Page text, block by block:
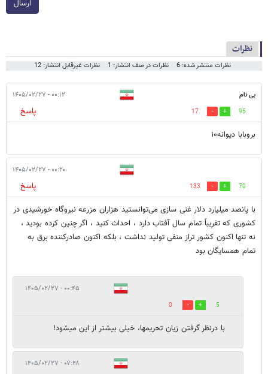
ارسال
نظرات
نظرات منتشر شده: 6 نظرات در صف انتشار: 1 نظرات غیرقابل انتشار: 12
بی نام ۰۰:۱۲ - ۱۴۰۵/۰۲/۲۷
95
17
پاسخ
بروبابا دیوانه۱۰
۰۰:۲۰ - ۱۴۰۵/۰۲/۲۷
70
133
پاسخ
با پانصد میلیارد دلار غنی سازی می‌توانستید هزاران مزرعه نیروگاه خورشیدی در
کشوری که تقریباً تمام سال آفتاب دارد ، احداث کنید ، اگر چنین کرده بودید ،
نه تنها اکنون کشور تراز منفی تولید نداشت ، بلکه اکنون صادرکننده برق به
تمام همسایگان بود
۰۰:۴۵ - ۱۴۰۵/۰۲/۲۷
5
0
با درنظر گرفتن زیان تحریمها، خیلی بیشتر از این میشود!
۰۷:۴۸ - ۱۴۰۵/۰۲/۲۷